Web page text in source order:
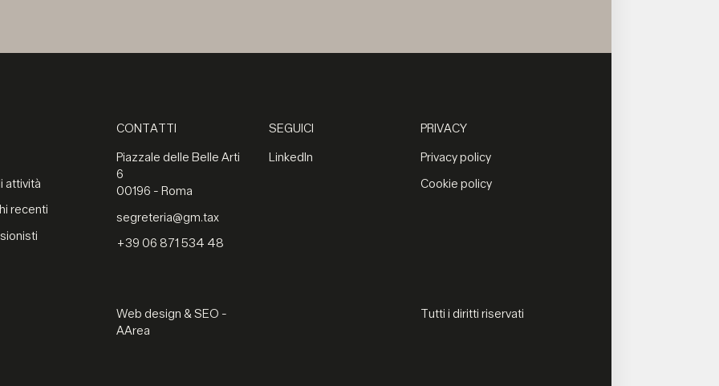
attività
recenti
CONTATTI
Piazzale delle Belle Arti
6
00196 - Roma
segreteria@gm.tax
+39 06 871 534 48
SEGUICI
LinkedIn
PRIVACY
Privacy policy
Cookie policy
Web design & SEO -
AArea
Tutti i diritti riservati